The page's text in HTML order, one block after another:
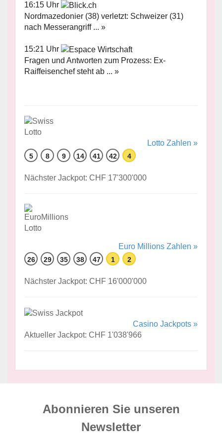
16:15 Uhr
Nordmazedonier (38) verletzt: Schweizer (31)
nach Messerangriff ... »
15:21 Uhr
Fragen und Antworten zum Prozess: Ex-
Raiffeisenchef steht ab ... »
Lotto Zahlen »
5 8 9 14 41 42 4
Nächster Jackpot: CHF 17'300'000
Euro Millions Zahlen »
26 29 35 38 47 1 2
Nächster Jackpot: CHF 16'000'000
Casino Jackpots »
Aktueller Jackpot: CHF 1'038'966
Abonnieren Sie unseren
News­letter